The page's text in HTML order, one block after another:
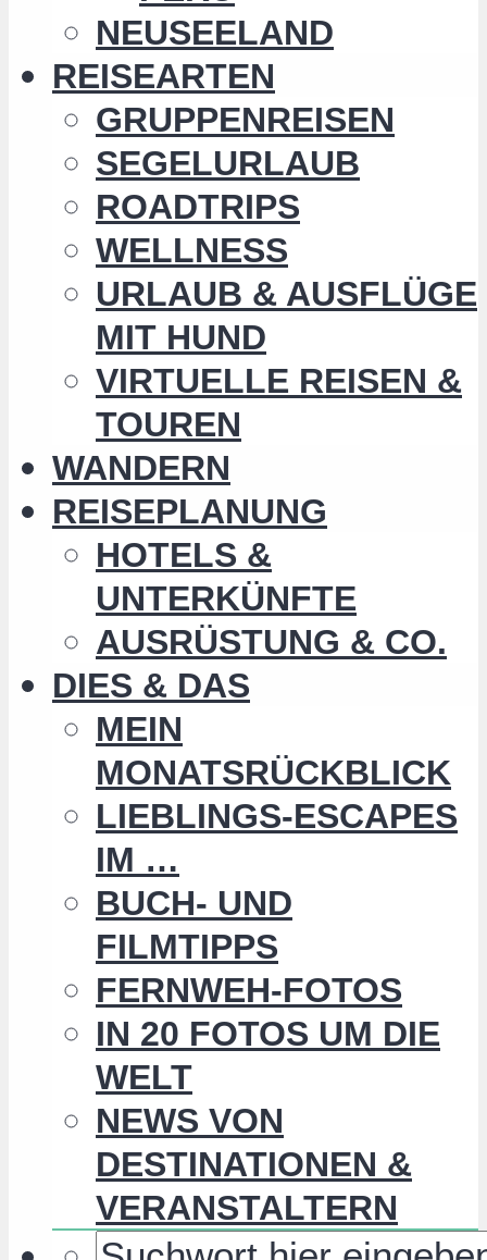
NEUSEELAND
REISEARTEN
GRUPPENREISEN
SEGELURLAUB
ROADTRIPS
WELLNESS
URLAUB & AUSFLÜGE
MIT HUND
VIRTUELLE REISEN &
TOUREN
WANDERN
REISEPLANUNG
HOTELS &
UNTERKÜNFTE
AUSRÜSTUNG & CO.
DIES & DAS
MEIN
MONATSRÜCKBLICK
LIEBLINGS-ESCAPES
IM …
BUCH- UND
FILMTIPPS
FERNWEH-FOTOS
IN 20 FOTOS UM DIE
WELT
NEWS VON
DESTINATIONEN &
VERANSTALTERN